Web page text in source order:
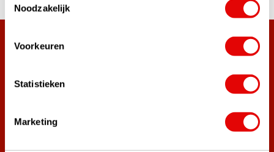
Noodzakelijk
Voorkeuren
Statistieken
Marketing
A-merken! Vóór 15:00 besteld,
Meer dan 38.000 klanten hebben zich al
Word ook lid van de nieuwsbrief en mis nooit meer de beste
golf aanbiedingen!